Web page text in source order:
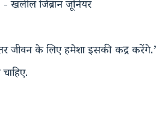
जिब्रान जूनियर
जीवन के लिए हमेशा इसकी कद्र करेंगे.’